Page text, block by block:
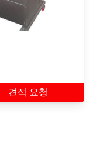
견적 요청